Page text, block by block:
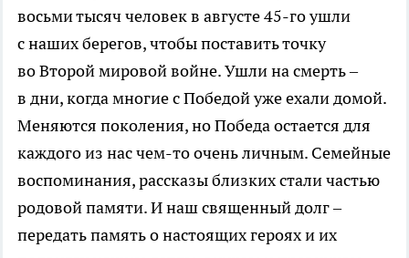
восьми тысяч человек в августе 45-го ушли
с наших берегов, чтобы поставить точку
во Второй мировой войне. Ушли на смерть –
в дни, когда многие с Победой уже ехали домой.
Меняются поколения, но Победа остается для
каждого из нас чем-то очень личным. Семейные
воспоминания, рассказы близких стали частью
родовой памяти. И наш священный долг –
передать память о настоящих героях и их